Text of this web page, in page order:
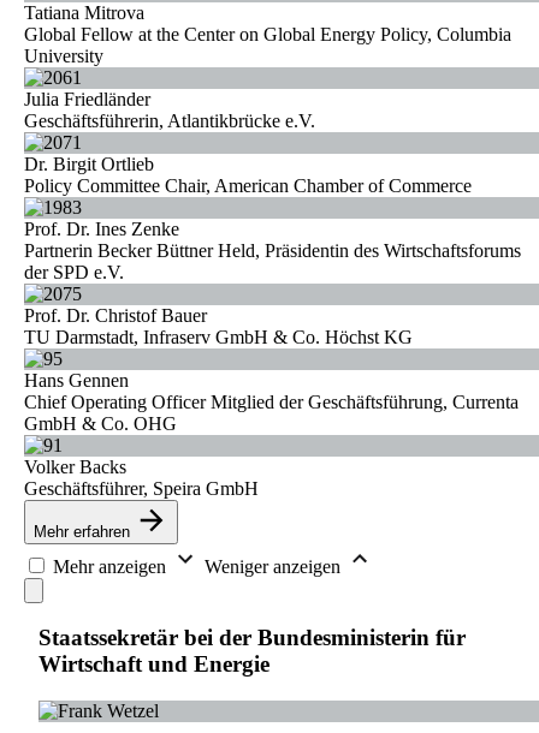
Tatiana Mitrova
Global Fellow at the Center on Global Energy Policy, Columbia
University
Julia Friedländer
Geschäftsführerin, Atlantikbrücke e.V.
Dr. Birgit Ortlieb
Policy Committee Chair, American Chamber of Commerce
Prof. Dr. Ines Zenke
Partnerin Becker Büttner Held, Präsidentin des Wirtschaftsforums
der SPD e.V.
Prof. Dr. Christof Bauer
TU Darmstadt, Infraserv GmbH & Co. Höchst KG
Hans Gennen
Chief Operating Officer Mitglied der Geschäftsführung, Currenta
GmbH & Co. OHG
Volker Backs
Geschäftsführer, Speira GmbH
Mehr erfahren
Mehr anzeigen Weniger anzeigen
Staatssekretär bei der Bundesministerin für
Wirtschaft und Energie